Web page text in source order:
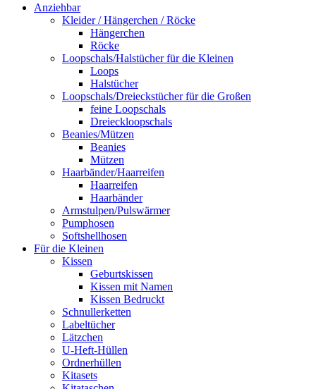
Anziehbar
Kleider / Hängerchen / Röcke
Hängerchen
Röcke
Loopschals/Halstücher für die Kleinen
Loops
Halstücher
Loopschals/Dreieckstücher für die Großen
feine Loopschals
Dreieckloopschals
Beanies/Mützen
Beanies
Mützen
Haarbänder/Haarreifen
Haarreifen
Haarbänder
Armstulpen/Pulswärmer
Pumphosen
Softshellhosen
Für die Kleinen
Kissen
Geburtskissen
Kissen mit Namen
Kissen Bedruckt
Schnullerketten
Labeltücher
Lätzchen
U-Heft-Hüllen
Ordnerhüllen
Kitasets